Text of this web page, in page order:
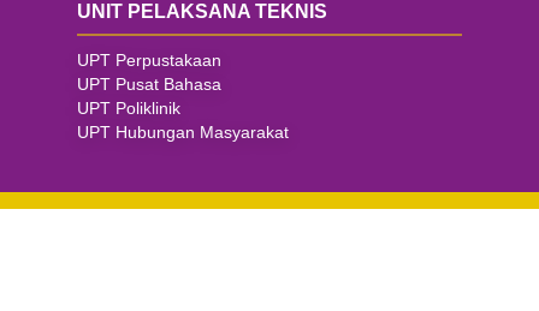
UNIT PELAKSANA TEKNIS
UPT Perpustakaan
UPT Pusat Bahasa
UPT Poliklinik
UPT Hubungan Masyarakat